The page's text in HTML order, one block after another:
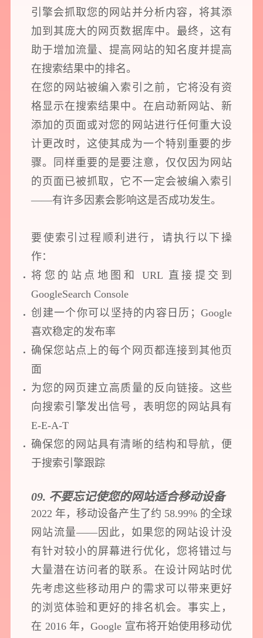
引擎会抓取您的网站并分析内容，将其添
加到其庞大的网页数据库中。最终，这有
助于增加流量、提高网站的知名度并提高
在搜索结果中的排名。
在您的网站被编入索引之前，它将没有资
格显示在搜索结果中。在启动新网站、新
添加的页面或对您的网站进行任何重大设
计更改时，这使其成为一个特别重要的步
骤。同样重要的是要注意，仅仅因为网站
的页面已被抓取，它不一定会被编入索引
——有许多因素会影响这是否成功发生。
要使索引过程顺利进行，请执行以下操
作：
将您的站点地图和 URL 直接提交到
GoogleSearch Console
创建一个你可以坚持的内容日历；Google
喜欢稳定的发布率
确保您站点上的每个网页都连接到其他页
面
为您的网页建立高质量的反向链接。这些
向搜索引擎发出信号，表明您的网站具有
E-E-A-T
确保您的网站具有清晰的结构和导航，便
于搜索引擎跟踪
09. 不要忘记使您的网站适合移动设备
2022 年，移动设备产生了约 58.99% 的全球
网站流量——因此，如果您的网站设计没
有针对较小的屏幕进行优化，您将错过与
大量潜在访问者的联系。在设计网站时优
先考虑这些移动用户的需求可以带来更好
的浏览体验和更好的排名机会。事实上，
在 2016 年，Google 宣布将开始使用移动优